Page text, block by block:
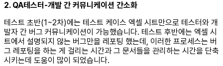
2. QA테스터-개발 간 커뮤니케이션 간소화
테스트 초반(1~2차)에는 테스트 케이스 엑셀 시트만으로 테스터와 개
발자 간 버그 커뮤니케이션이 가능했습니다. 테스트 후반에는 엑셀 시
트에서 설명되지 않는 버그만을 레포팅 했는데, 이러한 프로세스는 버
그 레포팅을 하는 게 걸리는 시간과 그 문서들을 관리하는 시간을 단축
시키는데 도움이 많이 되었습니다.